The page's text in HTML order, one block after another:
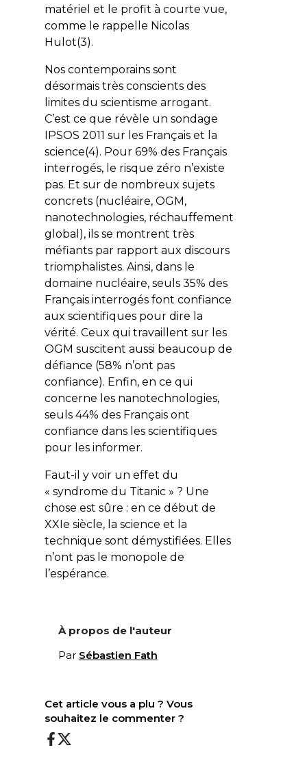
matériel et le profit à courte vue,
comme le rappelle Nicolas
Hulot(3).
Nos contemporains sont
désormais très conscients des
limites du scientisme arrogant.
C’est ce que révèle un sondage
IPSOS 2011 sur les Français et la
science(4). Pour 69% des Français
interrogés, le risque zéro n’existe
pas. Et sur de nombreux sujets
concrets (nucléaire, OGM,
nanotechnologies, réchauffement
global), ils se montrent très
méfiants par rapport aux discours
triomphalistes. Ainsi, dans le
domaine nucléaire, seuls 35% des
Français interrogés font confiance
aux scientifiques pour dire la
vérité. Ceux qui travaillent sur les
OGM suscitent aussi beaucoup de
défiance (58% n’ont pas
confiance). Enfin, en ce qui
concerne les nanotechnologies,
seuls 44% des Français ont
confiance dans les scientifiques
pour les informer.
Faut-il y voir un effet du
« syndrome du Titanic » ? Une
chose est sûre : en ce début de
XXIe siècle, la science et la
technique sont démystifiées. Elles
n’ont pas le monopole de
l’espérance.
À propos de l'auteur
Par Sébastien Fath
Cet article vous a plu ? Vous
souhaitez le commenter ?